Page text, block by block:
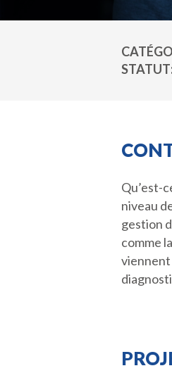
STATUT
Qu’est-
niveau
gestion
comme
viennent